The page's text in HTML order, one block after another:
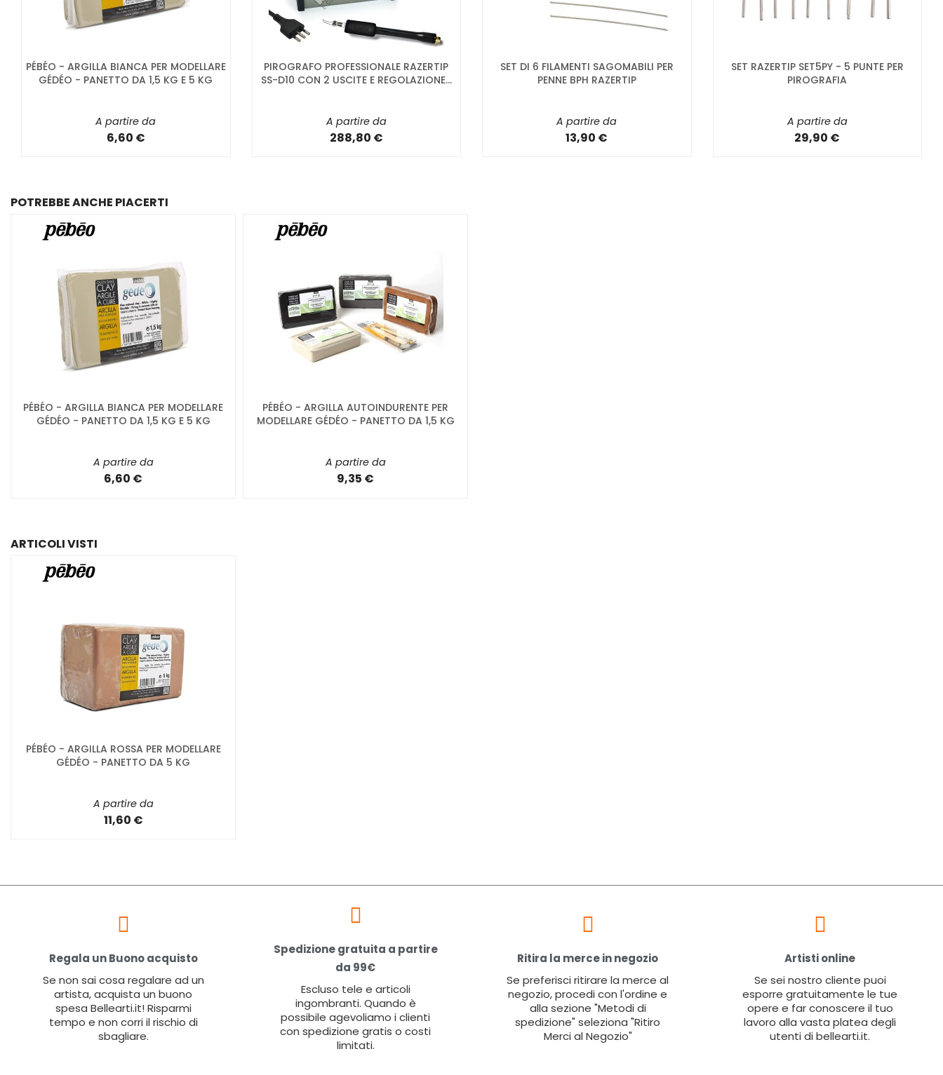
PÉBÉO - ARGILLA BIANCA PER MODELLARE
GÉDÉO - PANETTO DA 1,5 KG E 5 KG
A partire da
6,60 €
PIROGRAFO PROFESSIONALE RAZERTIP
SS-D10 CON 2 USCITE E REGOLAZIONE...
A partire da
288,80 €
SET DI 6 FILAMENTI SAGOMABILI PER
PENNE BPH RAZERTIP
A partire da
13,90 €
SET RAZERTIP SET5PY - 5 PUNTE PER
PIROGRAFIA
A partire da
29,90 €
POTREBBE ANCHE PIACERTI
PÉBÉO - ARGILLA BIANCA PER MODELLARE
GÉDÉO - PANETTO DA 1,5 KG E 5 KG
A partire da
6,60 €
PÉBÉO - ARGILLA AUTOINDURENTE PER
MODELLARE GÉDÉO - PANETTO DA 1,5 KG
A partire da
9,35 €
ARTICOLI VISTI
PÉBÉO - ARGILLA ROSSA PER MODELLARE
GÉDÉO - PANETTO DA 5 KG
A partire da
11,60 €
Regala un Buono acquisto
Se non sai cosa regalare ad un
artista, acquista un buono
spesa Bellearti.it! Risparmi
tempo e non corri il rischio di
sbagliare.
Spedizione gratuita a partire
da 99€
Escluso tele e articoli
ingombranti. Quando è
possibile agevoliamo i clienti
con spedizione gratis o costi
limitati.
Ritira la merce in negozio
Se preferisci ritirare la merce al
negozio, procedi con l'ordine e
alla sezione "Metodi di
spedizione" seleziona "Ritiro
Merci al Negozio"
Artisti online
Se sei nostro cliente puoi
esporre gratuitamente le tue
opere e far conoscere il tuo
lavoro alla vasta platea degli
utenti di bellearti.it.